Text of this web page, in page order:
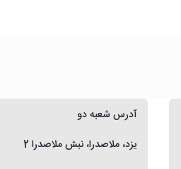
آدرس شعبه دو
یزد، ملاصدرا، نبش ملاصدرا 2